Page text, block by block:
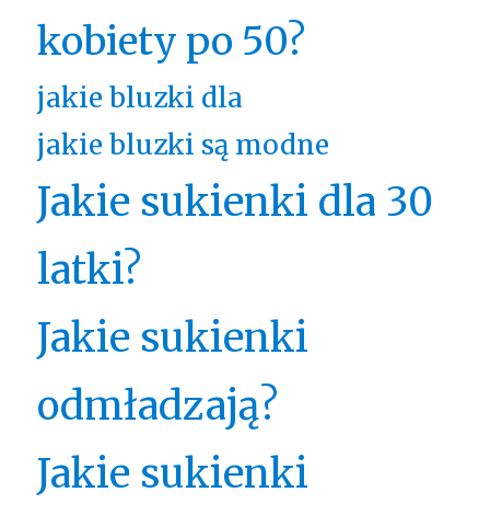
kobiety po 50?
jakie bluzki dla
jakie bluzki są modne
Jakie sukienki dla 30
latki?
Jakie sukienki
odmładzają?
Jakie sukienki